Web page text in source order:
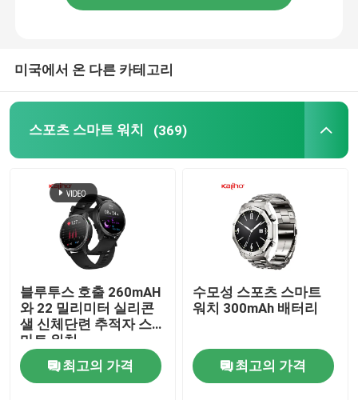
체온 스마트워치
SIM 카드 스마트 워치
신체단련 추적자 스마트워치
터치 스크린 스마트워치
현명한 손목 밴드 시계
케케묵은 다이얼 스마트워치
미국에서 온 다른 카테고리
스포츠 스마트 워치 (369)
블루투스 호출 260mAH
와 22 밀리미터 실리콘
샐 신체단련 추적자 스
마트 워치
최고의 가격
수모성 스포츠 스마트
워치 300mAh 배터리
최고의 가격